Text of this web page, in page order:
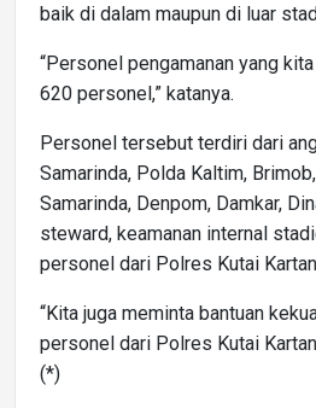
baik di dalam maupun di luar
“Personel pengamanan yang
620 personel,” katanya.
Personel tersebut terdiri dari
Samarinda, Polda Kaltim,
Samarinda, Denpom, Damkar,
steward, keamanan internal
personel dari Polres Kutai
“Kita juga meminta bantuan
personel dari Polres Kutai
(*)